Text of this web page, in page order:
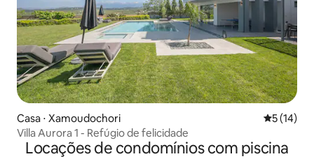
Casa ⋅ Xamoudochori 5 de uma
5 (14)
Villa Aurora 1 - Refúgio de felicidade
Locações de condomínios com piscina